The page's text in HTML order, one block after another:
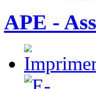
APE -